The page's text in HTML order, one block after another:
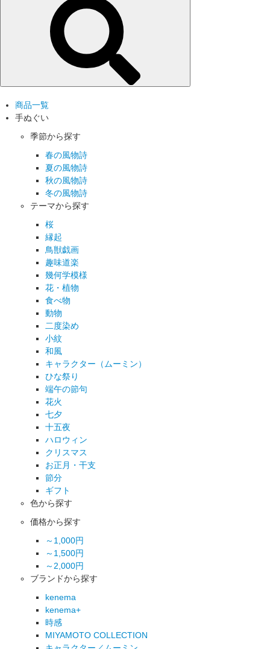
商品一覧
手ぬぐい
季節から探す
春の風物詩
夏の風物詩
秋の風物詩
冬の風物詩
テーマから探す
桜
縁起
鳥獣戯画
趣味道楽
幾何学模様
花・植物
食べ物
動物
二度染め
小紋
和風
キャラクター（ムーミン）
ひな祭り
端午の節句
花火
七夕
十五夜
ハロウィン
クリスマス
お正月・干支
節分
ギフト
色から探す
価格から探す
～1,000円
～1,500円
～2,000円
ブランドから探す
kenema
kenema+
時感
MIYAMOTO COLLECTION